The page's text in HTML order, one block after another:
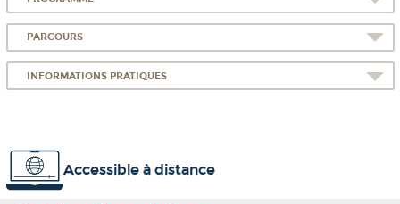
PARCOURS
INFORMATIONS PRATIQUES
Accessible à distance